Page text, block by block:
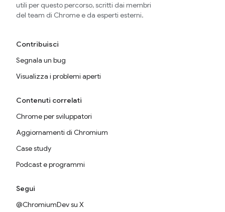
utili per questo percorso, scritti dai membri
del team di Chrome e da esperti esterni.
Contribuisci
Segnala un bug
Visualizza i problemi aperti
Contenuti correlati
Chrome per sviluppatori
Aggiornamenti di Chromium
Case study
Podcast e programmi
Segui
@ChromiumDev su X